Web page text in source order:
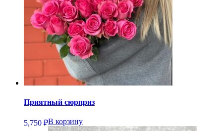
Приятный сюрприз
5,750 ₽В корзину